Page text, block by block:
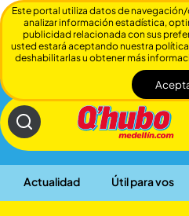
Actualidad Útil para vos
Este portal utiliza datos de
analizar información estadística,
publicidad relacionada con sus
usted estará aceptando nuestra
deshabilitarlas u obtener más